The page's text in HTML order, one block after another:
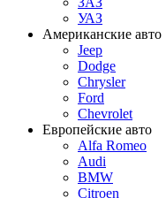
УАЗ
Американские авто
Jeep
Dodge
Chrysler
Ford
Chevrolet
Европейские авто
Alfa Romeo
Audi
BMW
Citroen